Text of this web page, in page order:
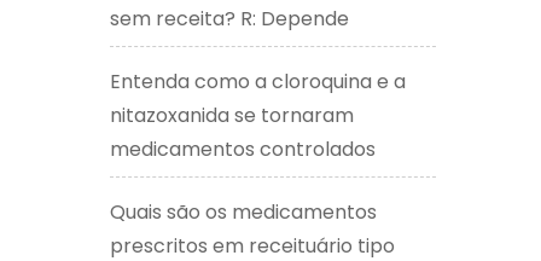
sem receita? R: Depende
Entenda como a cloroquina e a
nitazoxanida se tornaram
medicamentos controlados
Quais são os medicamentos
prescritos em receituário tipo